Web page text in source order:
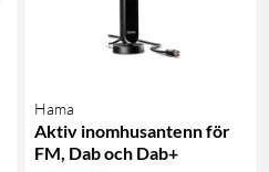
Hama
Aktiv inomhusantenn för
FM, Dab och Dab+